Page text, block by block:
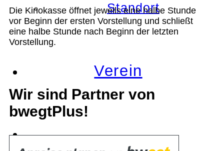
Standort
Verein
Suche
Die Kinokasse öffnet jeweils eine halbe Stunde
vor Beginn der ersten Vorstellung und schließt
eine halbe Stunde nach Beginn der letzten
Vorstellung.
Wir sind Partner von
bwegtPlus!